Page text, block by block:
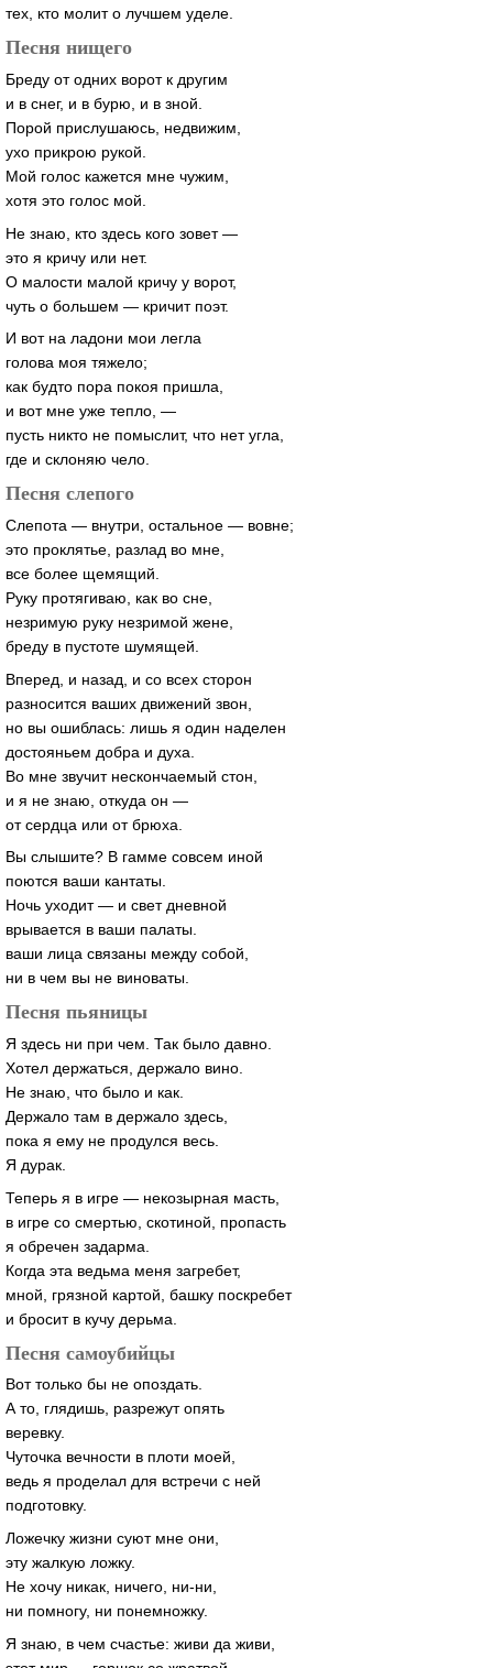
тех, кто молит о лучшем уделе.
Песня нищего
Бреду от одних ворот к другим
и в снег, и в бурю, и в зной.
Порой прислушаюсь, недвижим,
ухо прикрою рукой.
Мой голос кажется мне чужим,
хотя это голос мой.
Не знаю, кто здесь кого зовет —
это я кричу или нет.
О малости малой кричу у ворот,
чуть о большем — кричит поэт.
И вот на ладони мои легла
голова моя тяжело;
как будто пора покоя пришла,
и вот мне уже тепло, —
пусть никто не помыслит, что нет угла,
где и склоняю чело.
Песня слепого
Слепота — внутри, остальное — вовне;
это проклятье, разлад во мне,
все более щемящий.
Руку протягиваю, как во сне,
незримую руку незримой жене,
бреду в пустоте шумящей.
Вперед, и назад, и со всех сторон
разносится ваших движений звон,
но вы ошиблась: лишь я один наделен
достояньем добра и духа.
Во мне звучит нескончаемый стон,
и я не знаю, откуда он —
от сердца или от брюха.
Вы слышите? В гамме совсем иной
поются ваши кантаты.
Ночь уходит — и свет дневной
врывается в ваши палаты.
ваши лица связаны между собой,
ни в чем вы не виноваты.
Песня пьяницы
Я здесь ни при чем. Так было давно.
Хотел держаться, держало вино.
Не знаю, что было и как.
Держало там в держало здесь,
пока я ему не продулся весь.
Я дурак.
Теперь я в игре — некозырная масть,
в игре со смертью, скотиной, пропасть
я обречен задарма.
Когда эта ведьма меня загребет,
мной, грязной картой, башку поскребет
и бросит в кучу дерьма.
Песня самоубийцы
Вот только бы не опоздать.
А то, глядишь, разрежут опять
веревку.
Чуточка вечности в плоти моей,
ведь я проделал для встречи с ней
подготовку.
Ложечку жизни суют мне они,
эту жалкую ложку.
Не хочу никак, ничего, ни-ни,
ни помногу, ни понемножку.
Я знаю, в чем счастье: живи да живи,